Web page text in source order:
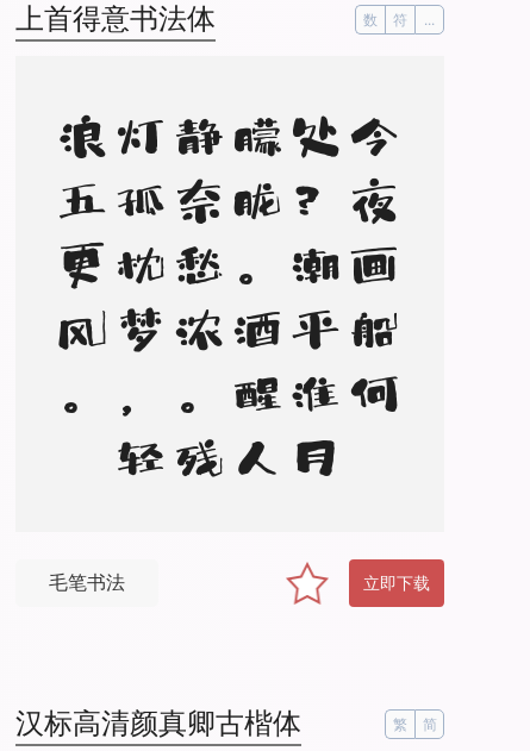
上首得意书法体 数 符 ...
今
夜
画
船
何
处
？
潮
平
淮
月
朦
胧
。
酒
醒
人
静
奈
愁
浓
。
残
灯
孤
枕
梦
，
轻
浪
五
更
风
。
毛笔书法 立即下载
汉标高清颜真卿古楷体 繁 简